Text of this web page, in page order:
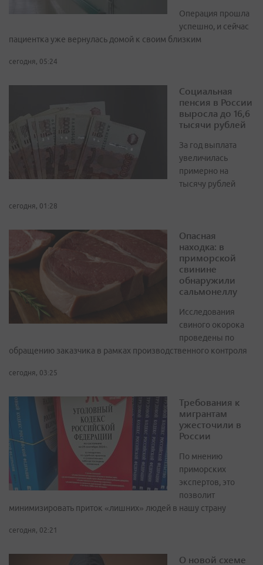
Операция прошла
успешно, и сейчас
пациентка уже вернулась домой к своим близким
сегодня, 05:24
Социальная
пенсия в России
выросла до 16,6
тысячи рублей
За год выплата
увеличилась
примерно на
тысячу рублей
сегодня, 01:28
Опасная
находка: в
приморской
свинине
обнаружили
сальмонеллу
Исследования
свиного окорока
проведены по
обращению заказчика в рамках производственного контроля
сегодня, 03:25
Требования к
мигрантам
ужесточили в
России
По мнению
приморских
экспертов, это
позволит
минимизировать приток «лишних» людей в нашу страну
сегодня, 02:21
О новой схеме